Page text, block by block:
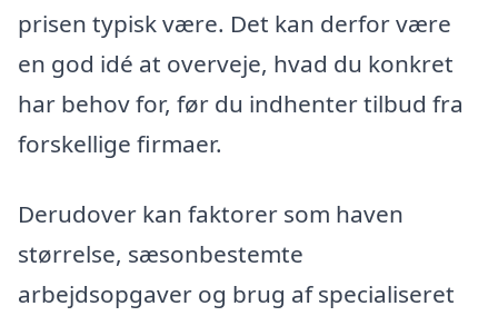
prisen typisk være. Det kan derfor være
en god idé at overveje, hvad du konkret
har behov for, før du indhenter tilbud fra
forskellige firmaer.
Derudover kan faktorer som haven
størrelse, sæsonbestemte
arbejdsopgaver og brug af specialiseret